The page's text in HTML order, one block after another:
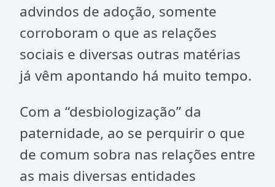
advindos de adoção, somente
corroboram o que as relações
sociais e diversas outras matérias
já vêm apontando há muito tempo.
Com a “desbiologização” da
paternidade, ao se perquirir o que
de comum sobra nas relações entre
as mais diversas entidades